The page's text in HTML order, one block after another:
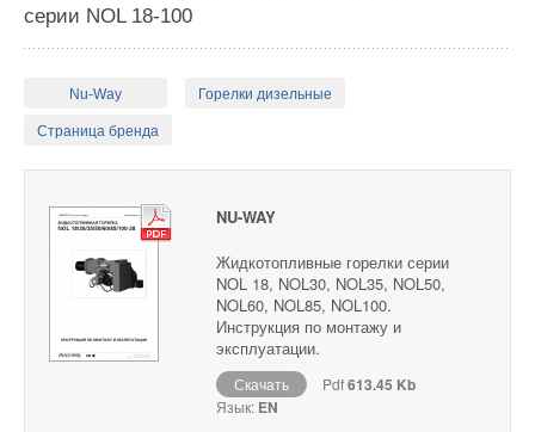
серии NOL 18-100
Nu-Way Горелки дизельные
Страница бренда
NU-WAY
Жидкотопливные горелки серии
NOL 18, NOL30, NOL35, NOL50,
NOL60, NOL85, NOL100.
Инструкция по монтажу и
эксплуатации.
Скачать Pdf613.45 Kb
Язык: EN